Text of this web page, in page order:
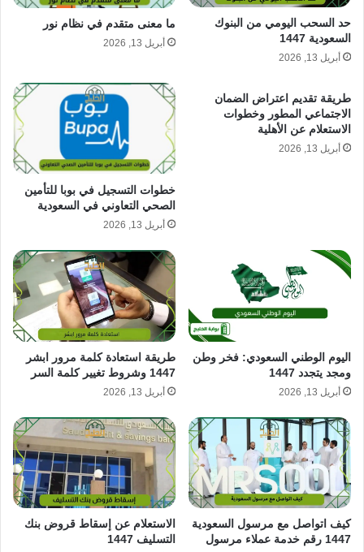
حد السحب اليومي من البنوك
السعودية 1447
أبريل 13, 2026
ما معنى متقدم في نظام نور
أبريل 13, 2026
طريقة تقديم اعتراض الضمان
الاجتماعي المطور وخطوات
الاستعلام عن الأهلية
أبريل 13, 2026
خطوات التسجيل في بوبا للتأمين
الصحي التعاوني في السعودية
أبريل 13, 2026
اليوم الوطني السعودي: فخر وطن
ومجد يتجدد 1447
أبريل 13, 2026
طريقة استعادة كلمة مرور ابشر
1447 وشروط تغيير كلمة السر
أبريل 13, 2026
كيف اتواصل مع مرسول السعودية
1447 رقم خدمة عملاء مرسول
الاستعلام عن إسقاط قروض بنك
التسليف 1447